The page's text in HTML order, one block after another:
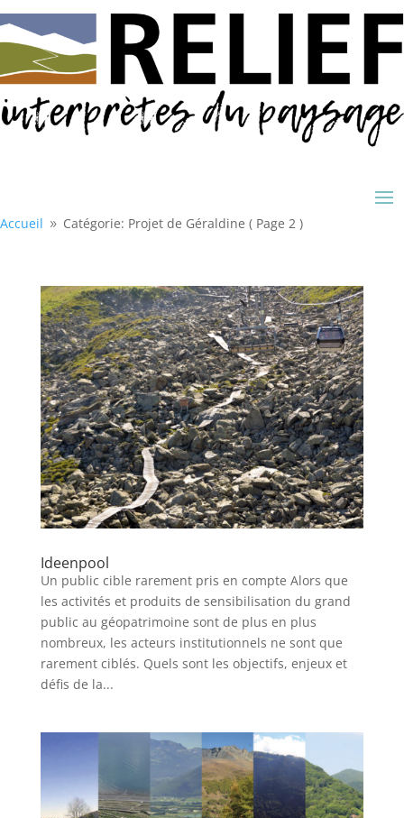
Accueil 9 Catégorie: Projet de Géraldine ( Page 2 )
Ideenpool
Un public cible rarement pris en compte Alors que
les activités et produits de sensibilisation du grand
public au géopatrimoine sont de plus en plus
nombreux, les acteurs institutionnels ne sont que
rarement ciblés. Quels sont les objectifs, enjeux et
défis de la...